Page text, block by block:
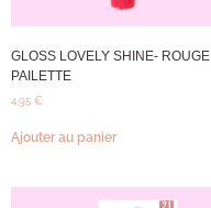
GLOSS LOVELY SHINE- ROUGE
PAILETTE
4,95 €
Ajouter au panier